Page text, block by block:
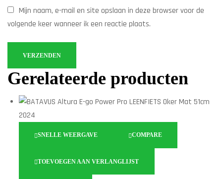
Mijn naam, e-mail en site opslaan in deze browser voor de
volgende keer wanneer ik een reactie plaats.
Gerelateerde producten
SNELLE WEERGAVE COMPARE
TOEVOEGEN AAN VERLANGLIJST